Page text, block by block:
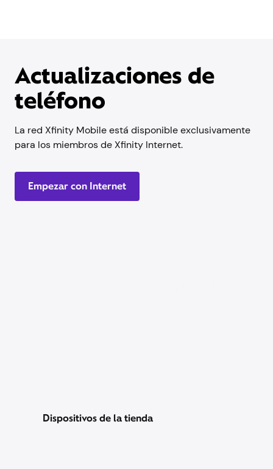
Actualizaciones de
teléfono
La red Xfinity Mobile está disponible exclusivamente
para los miembros de Xfinity Internet.
Empezar con Internet
Dispositivos de la tienda